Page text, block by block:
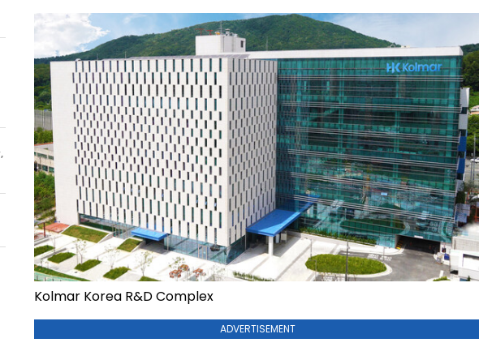
Kolmar Korea R&D Complex
ADVERTISEMENT